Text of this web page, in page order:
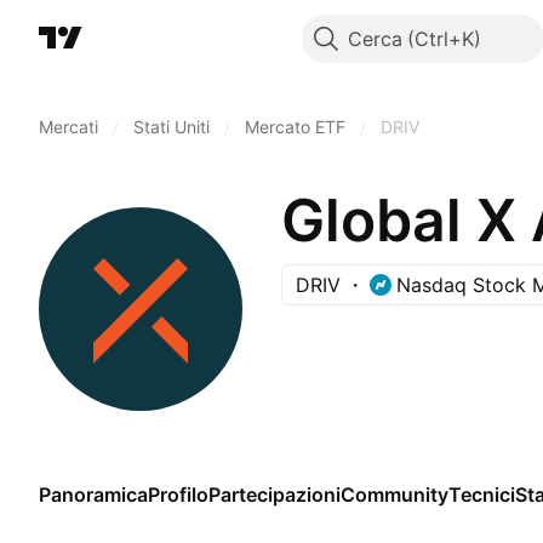
Cerca
Mercati Stati Uniti Mercato ETF DRIV
Global X
DRIV Nasdaq Stock
PanoramicaProfiloPartecipazioniCommunityTecnici